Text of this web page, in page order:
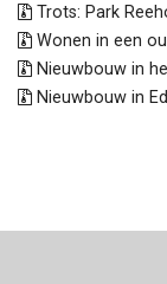
Trots: Park
Wonen in een
Nieuwbouw in
Nieuwbouw in